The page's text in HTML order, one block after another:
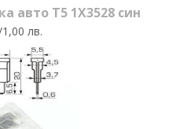
авто T5 1X3528 син
лв.